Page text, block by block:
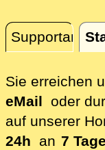
Standort
Sie erreichen
eMail oder
auf unserer
24h an 7